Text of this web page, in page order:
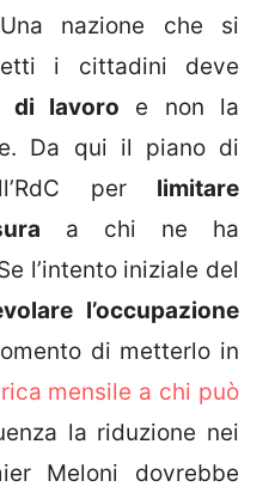
nazione che si
i cittadini deve
di lavoro e non la
Da qui il piano di
per limitare
a chi ne ha
l’intento iniziale del
l’occupazione
di metterlo in
mensile a chi può
la riduzione nei
Meloni dovrebbe